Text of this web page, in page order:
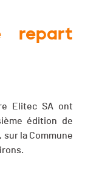
repart
Elitec SA ont
édition de
, sur la Commune